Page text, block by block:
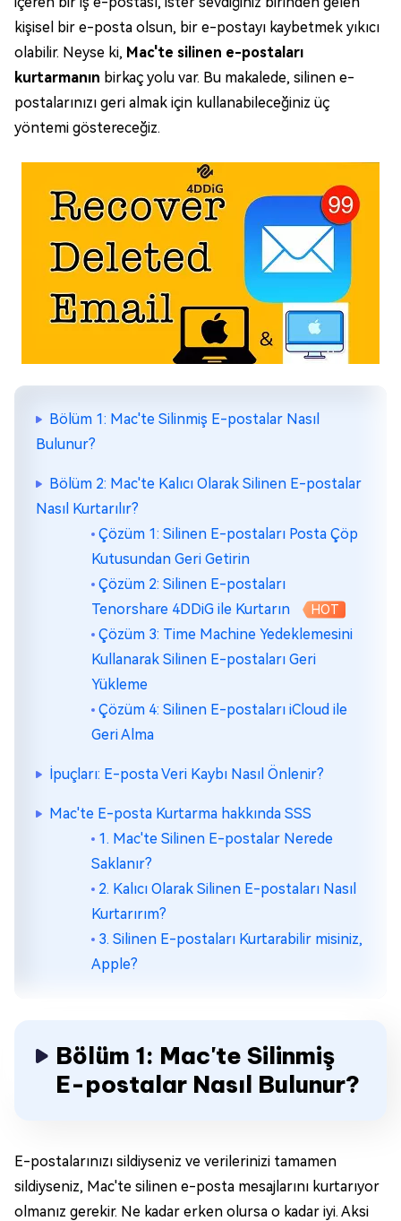
kişisel bir e-posta olsun, bir e-postayı kaybetmek yıkıcı
olabilir. Neyse ki, Mac'te silinen e-postaları
kurtarmanın birkaç yolu var. Bu makalede, silinen e-
postalarınızı geri almak için kullanabileceğiniz üç
yöntemi göstereceğiz.
Bölüm 1: Mac'te Silinmiş E-postalar Nasıl
Bulunur?
Bölüm 2: Mac'te Kalıcı Olarak Silinen E-postalar
Nasıl Kurtarılır?
Çözüm 1: Silinen E-postaları Posta Çöp
Kutusundan Geri Getirin
Çözüm 2: Silinen E-postaları
Tenorshare 4DDiG ile Kurtarın
HOT
Çözüm 3: Time Machine Yedeklemesini
Kullanarak Silinen E-postaları Geri
Yükleme
Çözüm 4: Silinen E-postaları iCloud ile
Geri Alma
İpuçları: E-posta Veri Kaybı Nasıl Önlenir?
Mac'te E-posta Kurtarma hakkında SSS
1. Mac'te Silinen E-postalar Nerede
Saklanır?
2. Kalıcı Olarak Silinen E-postaları Nasıl
Kurtarırım?
3. Silinen E-postaları Kurtarabilir misiniz,
Apple?
Bölüm 1: Mac'te Silinmiş
E-postalar Nasıl Bulunur?
E-postalarınızı sildiyseniz ve verilerinizi tamamen
sildiyseniz, Mac'te silinen e-posta mesajlarını kurtarıyor
olmanız gerekir. Ne kadar erken olursa o kadar iyi. Aksi